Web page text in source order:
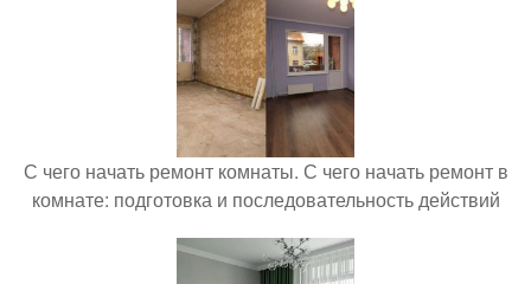
С чего начать ремонт комнаты. С чего начать ремонт в
комнате: подготовка и последовательность действий